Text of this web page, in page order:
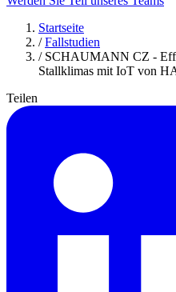
Startseite
/ Fallstudien
/ SCHAUMANN CZ -
Stallklimas mit IoT von
Teilen